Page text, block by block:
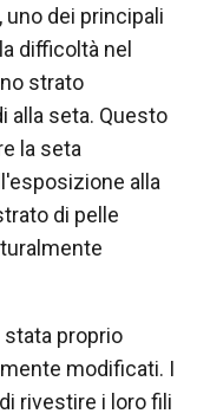
uno dei principali
difficoltà nel
strato
alla seta. Questo
la seta
alla
di pelle
proprio
modificati. I
rivestire i loro fili